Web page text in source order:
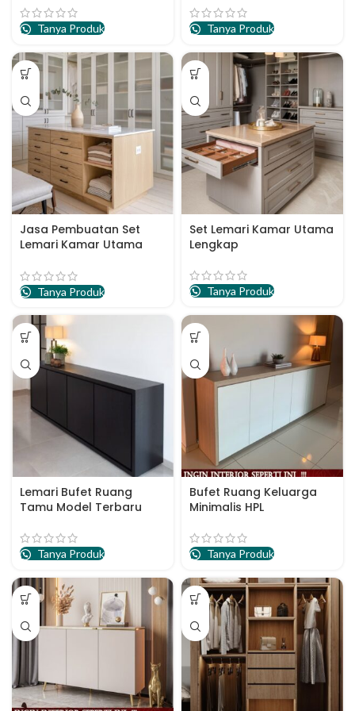
Tanya Produk Tanya Produk
Jasa Pembuatan Set
Lemari Kamar Utama
Tanya Produk
Set Lemari Kamar Utama
Lengkap
Tanya Produk
Lemari Bufet Ruang
Tamu Model Terbaru
Tanya Produk
Bufet Ruang Keluarga
Minimalis HPL
Tanya Produk